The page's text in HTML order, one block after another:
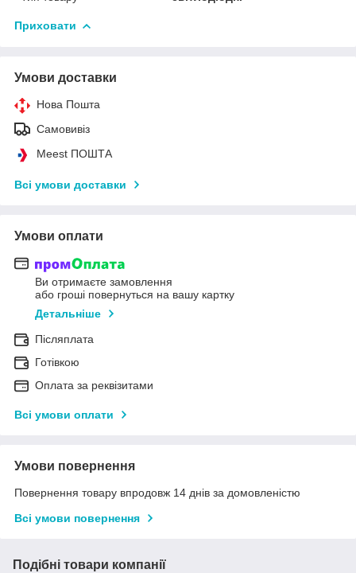
Приховати
Умови доставки
Нова Пошта
Самовивіз
Meest ПОШТА
Всі умови доставки
Умови оплати
Ви отримаєте замовлення
або гроші повернуться на вашу картку
Детальніше
Післяплата
Готівкою
Оплата за реквізитами
Всі умови оплати
Умови повернення
Повернення товару впродовж 14 днів за домовленістю
Всі умови повернення
Подібні товари компанії